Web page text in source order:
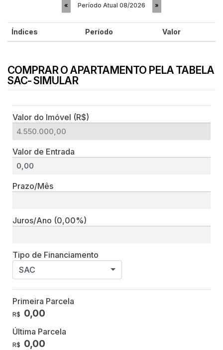
« Período Atual 08/2026 »
Índices Período Valor
COMPRAR O APARTAMENTO PELA TABELA
SAC- SIMULAR
Valor do Imóvel (R$)
Valor de Entrada
Prazo/Mês
Juros/Ano (0,00%)
Tipo de Financiamento
SAC
Primeira Parcela
R$ 0,00
Última Parcela
R$ 0,00